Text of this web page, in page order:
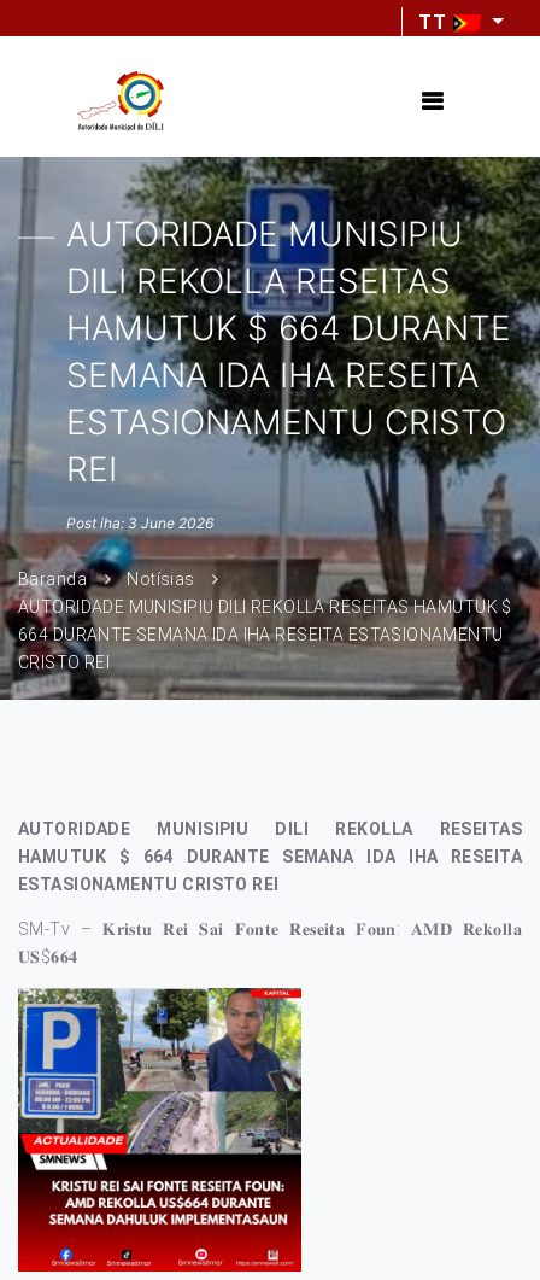
TT
AUTORIDADE MUNISIPIU
DILI REKOLLA RESEITAS
HAMUTUK $ 664 DURANTE
SEMANA IDA IHA RESEITA
ESTASIONAMENTU CRISTO
REI
Post iha: 3 June 2026
Baranda
Notísias
AUTORIDADE MUNISIPIU DILI REKOLLA RESEITAS HAMUTUK $
664 DURANTE SEMANA IDA IHA RESEITA ESTASIONAMENTU
CRISTO REI
AUTORIDADE MUNISIPIU DILI REKOLLA RESEITAS
HAMUTUK $ 664 DURANTE SEMANA IDA IHA RESEITA
ESTASIONAMENTU CRISTO REI
SM-Tv – 𝐊𝐫𝐢𝐬𝐭𝐮 𝐑𝐞𝐢 𝐒𝐚𝐢 𝐅𝐨𝐧𝐭𝐞 𝐑𝐞𝐬𝐞𝐢𝐭𝐚 𝐅𝐨𝐮𝐧: 𝐀𝐌𝐃 𝐑𝐞𝐤𝐨𝐥𝐥𝐚
𝐔𝐒$𝟔𝟔𝟒